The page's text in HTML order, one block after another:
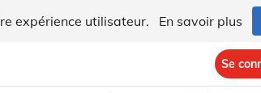
expérience utilisateur. En savoir plus
Se